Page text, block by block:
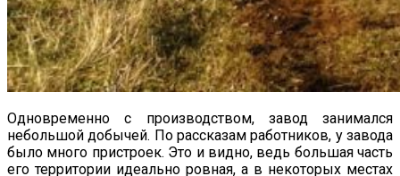
Одновременно с производством, завод занимался
небольшой добычей. По рассказам работников, у завода
было много пристроек. Это и видно, ведь большая часть
его территории идеально ровная, а в некоторых местах